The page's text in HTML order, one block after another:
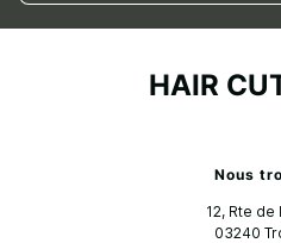
HAIR
Nous
12, Rte de
03240